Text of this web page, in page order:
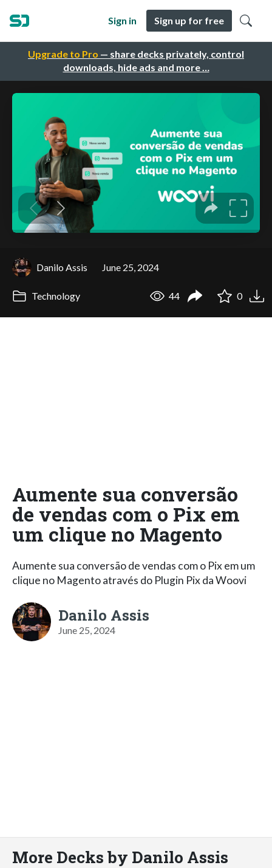
Upgrade to Pro — share decks privately, control
downloads, hide ads and more …
Sign in Sign up for free
Danilo Assis June 25, 2024
Technology 44 0
Aumente sua conversão
de vendas com o Pix em
um clique no Magento
Aumente sua conversão de vendas com o Pix em um
clique no Magento através do Plugin Pix da Woovi
Danilo Assis
June 25, 2024
More Decks by Danilo Assis